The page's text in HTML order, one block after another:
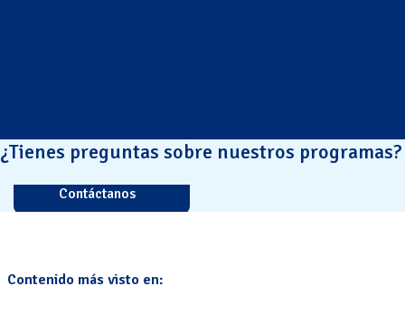
¿Tienes preguntas sobre nuestros programas?
Contáctanos
Contenido más visto en: